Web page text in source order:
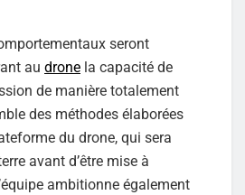
seront
au drone la capacité de
de manière totalement
des méthodes élaborées
du drone, qui sera
avant d’être mise à
ambitionne également